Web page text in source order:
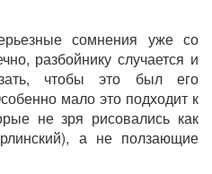
сомнения уже со
разбойнику случается и
чтобы это был его
мало это подходит к
не зря рисовались как
а не ползающие